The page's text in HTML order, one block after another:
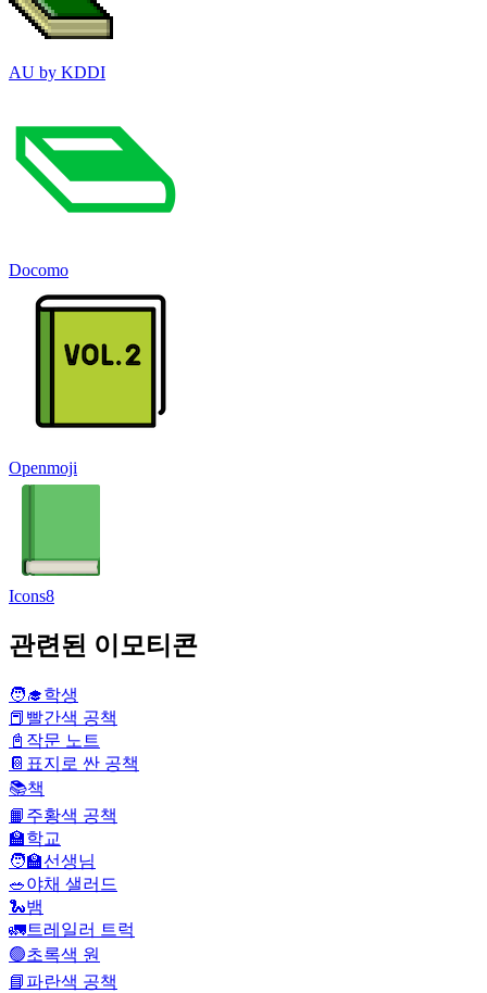
AU by KDDI
Docomo
Openmoji
Icons8
관련된 이모티콘
🧑‍🎓학생
📕 빨간색 공책
📓 작문 노트
📔 표지로 싼 공책
📚책
📙 주황색 공책
🏫학교
🧑‍🏫선생님
🥗야채 샐러드
🐍뱀
🚛트레일러 트럭
🟢초록색 원
📘 파란색 공책